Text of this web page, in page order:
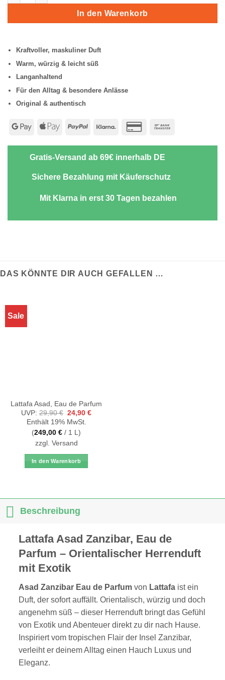
In den Warenkorb
Kraftvoller, maskuliner Duft
Warm, würzig & leicht süß
Langanhaltend
Für den Alltag & besondere Anlässe
Original & authentisch
Google Apple
PayPal Klarna
Credit
Gratis-Versand ab 69€ innerhalb DE
Sichere Bezahlung mit Käuferschutz
Mit Klarna in erst 30 Tagen bezahlen
DAS KÖNNTE DIR AUCH GEFALLEN …
Sale
Lattafa Asad, Eau de Parfum
UVP: 29,90€ Ursprünglicher
Preis
war:
29,90 €
24,90€Aktueller
Enthält 19% MwSt.
(249,00 € / 1 L)
zzgl. Versand
In den Warenkorb
Beschreibung
Lattafa Asad Zanzibar, Eau de
Parfum – Orientalischer Herrenduft
mit Exotik
Asad Zanzibar Eau de Parfumvon Lattafaist ein
Duft, der sofort auffällt. Orientalisch, würzig und doch
angenehm süß – dieser Herrenduft bringt das Gefühl
von Exotik und Abenteuer direkt zu dir nach Hause.
Inspiriert vom tropischen Flair der Insel Zanzibar,
verleiht er deinem Alltag einen Hauch Luxus und
Eleganz.